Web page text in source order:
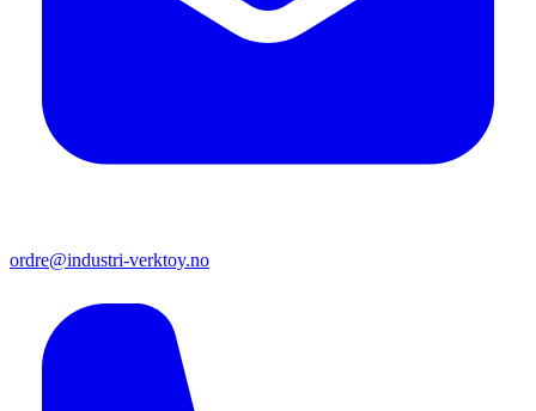
ordre@industri-verktoy.no